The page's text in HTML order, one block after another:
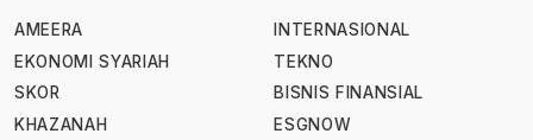
AMEERA
EKONOMI SYARIAH
SKOR
KHAZANAH
INTERNASIONAL
TEKNO
BISNIS FINANSIAL
ESGNOW